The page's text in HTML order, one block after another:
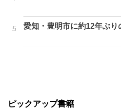
愛知・豊明市に約12年ぶり
ピックアップ書籍